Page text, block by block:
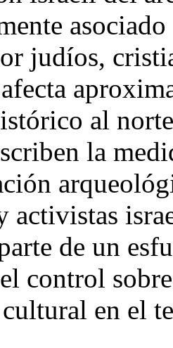
judíos,
al
la
activistas
de un
control
en el